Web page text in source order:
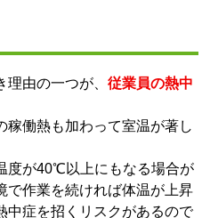
理由の一つが、従業員の熱中
稼働熱も加わって室温が著し
度が40℃以上にもなる場合が
で作業を続ければ体温が上昇
中症を招くリスクがあるので